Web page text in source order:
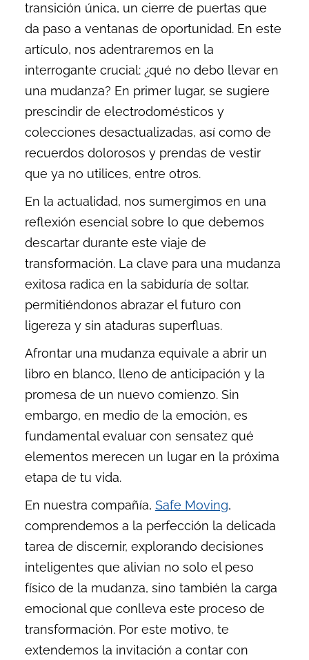
transición única, un cierre de puertas que
da paso a ventanas de oportunidad. En este
artículo, nos adentraremos en la
interrogante crucial: ¿qué no debo llevar en
una mudanza? En primer lugar, se sugiere
prescindir de electrodomésticos y
colecciones desactualizadas, así como de
recuerdos dolorosos y prendas de vestir
que ya no utilices, entre otros.
En la actualidad, nos sumergimos en una
reflexión esencial sobre lo que debemos
descartar durante este viaje de
transformación. La clave para una mudanza
exitosa radica en la sabiduría de soltar,
permitiéndonos abrazar el futuro con
ligereza y sin ataduras superfluas.
Afrontar una mudanza equivale a abrir un
libro en blanco, lleno de anticipación y la
promesa de un nuevo comienzo. Sin
embargo, en medio de la emoción, es
fundamental evaluar con sensatez qué
elementos merecen un lugar en la próxima
etapa de tu vida.
En nuestra compañía, Safe Moving,
comprendemos a la perfección la delicada
tarea de discernir, explorando decisiones
inteligentes que alivian no solo el peso
físico de la mudanza, sino también la carga
emocional que conlleva este proceso de
transformación. Por este motivo, te
extendemos la invitación a contar con